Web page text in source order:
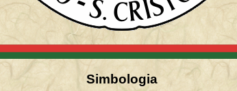
Simbologia